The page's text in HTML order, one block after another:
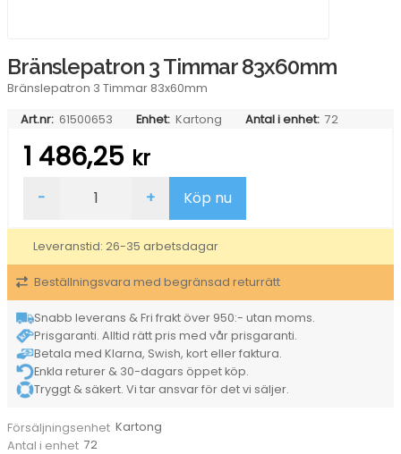
Bränslepatron 3 Timmar 83x60mm
Bränslepatron 3 Timmar 83x60mm
Art.nr: 61500653 Enhet: Kartong Antal i enhet: 72
1 486,25 kr
83x60mm
mängd
- + Köp nu
Leveranstid: 26-35 arbetsdagar
Beställningsvara med begränsad returrätt
Snabb leverans & Fri frakt över 950:- utan moms.
Prisgaranti. Alltid rätt pris med vår prisgaranti.
Betala med Klarna, Swish, kort eller faktura.
Enkla returer & 30-dagars öppet köp.
Tryggt & säkert. Vi tar ansvar för det vi säljer.
Försäljningsenhet Kartong
Antal i enhet 72